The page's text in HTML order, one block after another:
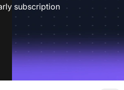
subscription